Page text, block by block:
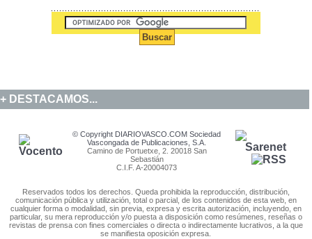
DESTACAMOS...
© Copyright DIARIOVASCO.COM Sociedad
Vascongada de Publicaciones, S.A.
Camino de Portuetxe, 2. 20018 San
Sebastián
C.I.F. A-20004073
Reservados todos los derechos. Queda prohibida la reproducción, distribución,
comunicación pública y utilización, total o parcial, de los contenidos de esta web, en
cualquier forma o modalidad, sin previa, expresa y escrita autorización, incluyendo, en
particular, su mera reproducción y/o puesta a disposición como resúmenes, reseñas o
revistas de prensa con fines comerciales o directa o indirectamente lucrativos, a la que
se manifiesta oposición expresa.